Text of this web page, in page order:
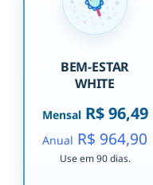
BEM-ESTAR
WHITE
MensalR$ 96,49
Anual R$ 964,90
Use em 90 dias.